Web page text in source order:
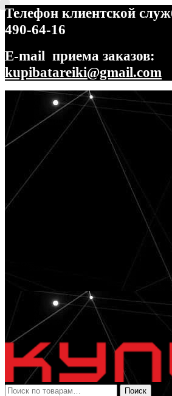
Телефон клиентской
490-64-16
E-mail приема заказов:
kupibatareiki@gmail.com
Перейти
навигации
Перейти
содержимому
Искать:
Поиск